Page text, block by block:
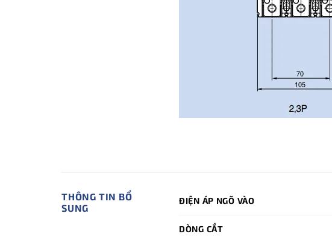
THÔNG TIN BỔ
SUNG
ĐIỆN ÁP NGÕ VÀO
DÒNG CẮT